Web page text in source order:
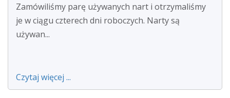
Zamówiliśmy parę używanych nart i otrzymaliśmy
je w ciągu czterech dni roboczych. Narty są
używan...
Czytaj więcej ...